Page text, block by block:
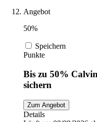
Angebot
50%
Speichern
Punkte
Bis zu 50%
sichern
Zum Angebot
Details